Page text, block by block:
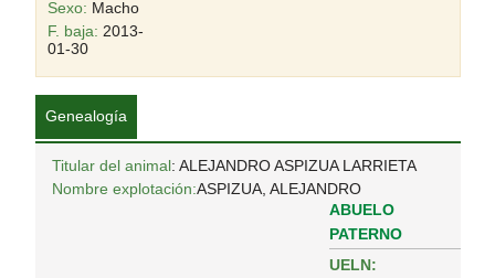
Sexo: Macho
F. baja: 2013-
01-30
Genealogía
Titular del animal: ALEJANDRO ASPIZUA LARRIETA
Nombre explotación:ASPIZUA, ALEJANDRO
ABUELO
PATERNO
UELN: